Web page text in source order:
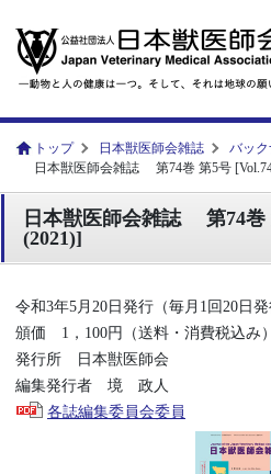
トップ 日本獣医師会雑誌
バッ
日本獣医師会雑誌 第74巻 第5号
日本獣医師会雑誌 第74巻
(2021)]
令和3年5月20日発行（毎月1回20日発
頒価 1，100円（送料・消費税込み）
発行所 日本獣医師会
編集発行者 境 政人
各誌編集委員会委員